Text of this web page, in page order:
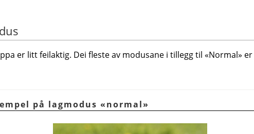
er litt feilaktig. Dei fleste av modusane i tillegg til «Normal» er
på lagmodus «normal»